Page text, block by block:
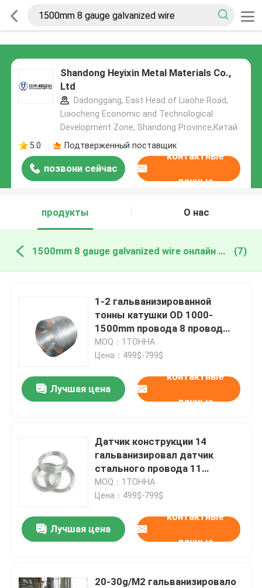
Shandong Heyixin Metal Materials Co.,
Ltd
Dadonggang, East Head of Liaohe Road,
Liaocheng Economic and Technological
Development Zone, Shandong Province,Китай
5.0
Подтверженный поставщик
позвони сейчас
контактные
данные
продукты О нас
1500mm 8 gauge galvanized wire онлайн производство (7)
1-2 гальванизированной
тонны катушки OD 1000-
1500mm провода 8 провод
гальванизированный
датчиками
MOQ：1ТОННА
Цена：499$-799$
Лучшая цена
контактные
данные
Датчик конструкции 14
гальванизировал датчик
стального провода 11
гальванизировал провод для
заварки
MOQ：1ТОННА
Цена：499$-799$
Лучшая цена
контактные
данные
20-30g/M2 гальванизировало